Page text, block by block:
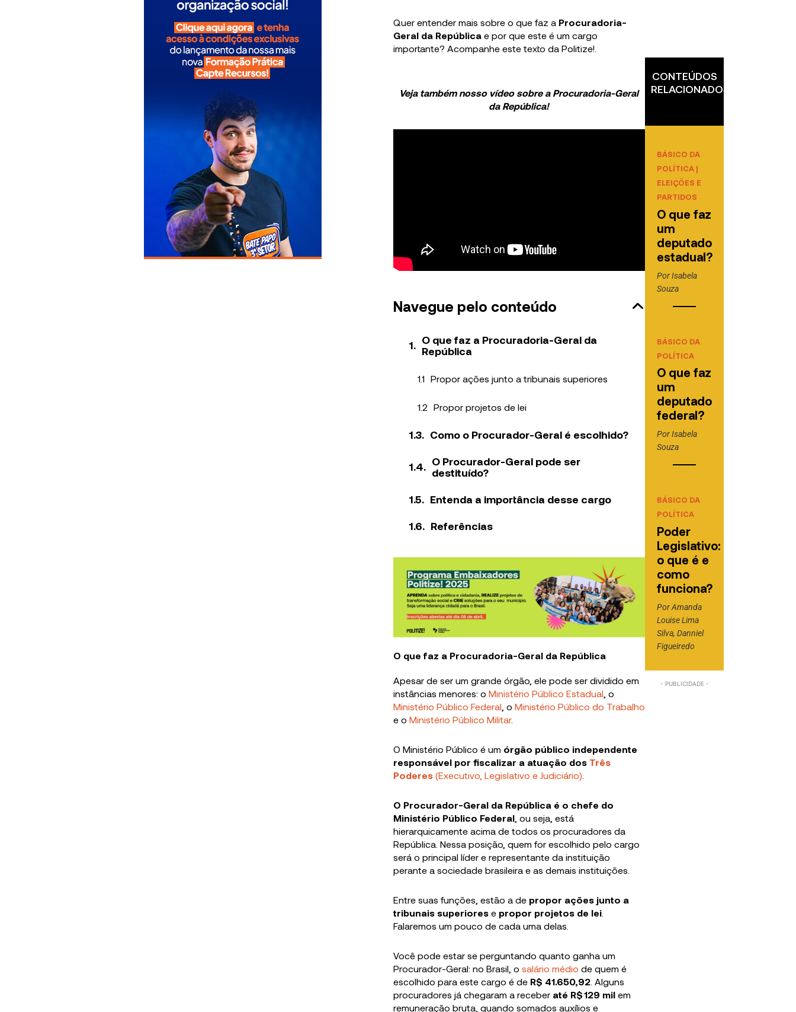
Quer entender mais sobre o que faz a Procuradoria-
Geral da República e por que este é um cargo
importante? Acompanhe este texto da Politize!.
Veja também nosso vídeo sobre a Procuradoria-Geral
da República!
Navegue pelo conteúdo
O que faz a Procuradoria-Geral da
República
Propor ações junto a tribunais superiores
Propor projetos de lei
Como o Procurador-Geral é escolhido?
O Procurador-Geral pode ser
destituído?
Entenda a importância desse cargo
Referências
O que faz a Procuradoria-Geral da República
Apesar de ser um grande órgão, ele pode ser dividido em
instâncias menores: o Ministério Público Estadual , o
Ministério Público Federal , o Ministério Público do Trabalho
e o Ministério Público Militar.
O Ministério Público é um órgão público independente
responsável por fiscalizar a atuação dos Três
Poderes(Executivo, Legislativo e Judiciário)
O Procurador-Geral da República é o chefe do
Ministério Público Federal, ou seja, está
hierarquicamente acima de todos os procuradores da
República. Nessa posição, quem for escolhido pelo cargo
será o principal líder e representante da instituição
perante a sociedade brasileira e as demais instituições.
Entre suas funções, estão a de propor ações junto a
tribunais superiorese propor projetos de lei.
Falaremos um pouco de cada uma delas.
Você pode estar se perguntando quanto ganha um
Procurador-Geral: no Brasil, o salário médio de quem é
escolhido para este cargo é de R$ 41.650,92. Alguns
procuradores já chegaram a receber até R$ 129 milem
remuneração bruta, quando somados auxílios e
CONTEÚDOS
RELACIONADOS
BÁSICO DA
POLÍTICA |
ELEIÇÕES E
PARTIDOS
O que faz
um
deputado
estadual?
PorIsabela
Souza
BÁSICO DA
POLÍTICA
O que faz
um
deputado
federal?
PorIsabela
Souza
BÁSICO DA
POLÍTICA
Poder
Legislativo:
o que é e
como
funciona?
PorAmanda
Louise Lima
Silva,Danniel
Figueiredo